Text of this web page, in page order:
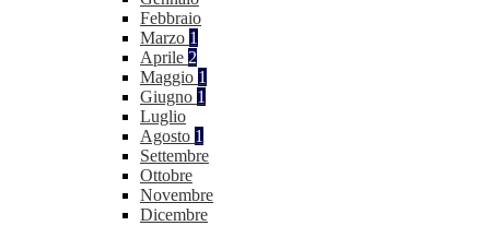
Febbraio
Marzo 1
Aprile 2
Maggio 1
Giugno 1
Luglio
Agosto 1
Settembre
Ottobre
Novembre
Dicembre